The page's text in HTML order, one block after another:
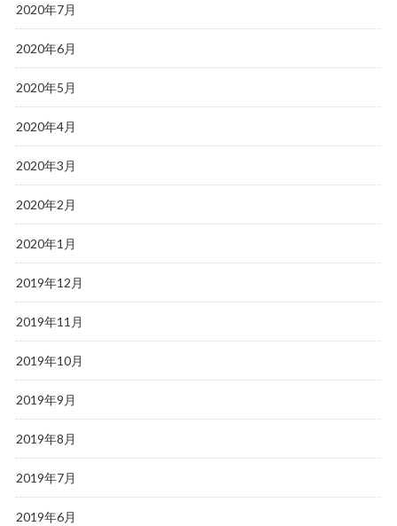
2020年7月
2020年6月
2020年5月
2020年4月
2020年3月
2020年2月
2020年1月
2019年12月
2019年11月
2019年10月
2019年9月
2019年8月
2019年7月
2019年6月